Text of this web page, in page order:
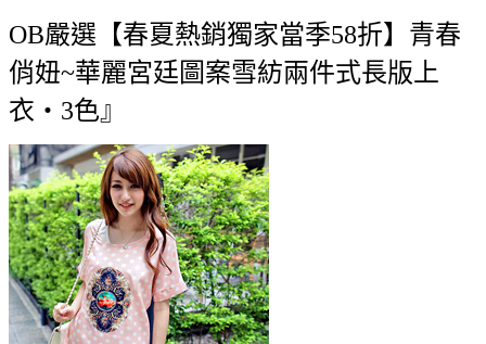
OB嚴選【春夏熱銷獨家當季58折】青春
俏妞~華麗宮廷圖案雪紡兩件式長版上
衣‧3色』